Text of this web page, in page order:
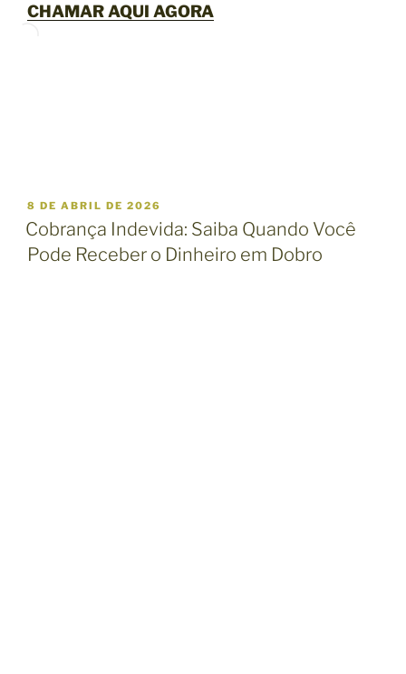
CHAMAR AQUI AGORA
P
U
B
L
8 DE ABRIL DE 2026
Cobrança Indevida: Saiba Quando Você
Pode Receber o Dinheiro em Dobro